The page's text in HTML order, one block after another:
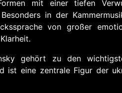
mit einer tiefen
in der
von großer
gehört zu den
ist eine zentrale Figur der